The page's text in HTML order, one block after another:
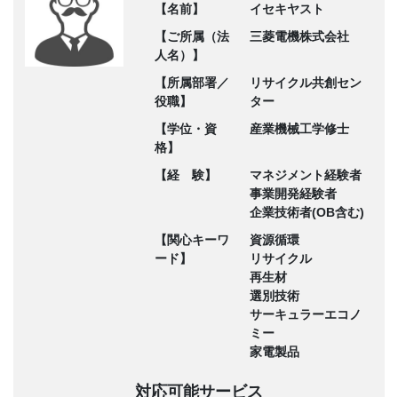
【名前】
イセキヤスト
【ご所属（法
人名）】
三菱電機株式会社
【所属部署／
役職】
リサイクル共創セン
ター
【学位・資
格】
産業機械工学修士
【経 験】
マネジメント経験者
事業開発経験者
企業技術者(OB含む)
【関心キーワ
ード】
資源循環
リサイクル
再生材
選別技術
サーキュラーエコノ
ミー
家電製品
対応可能サービス